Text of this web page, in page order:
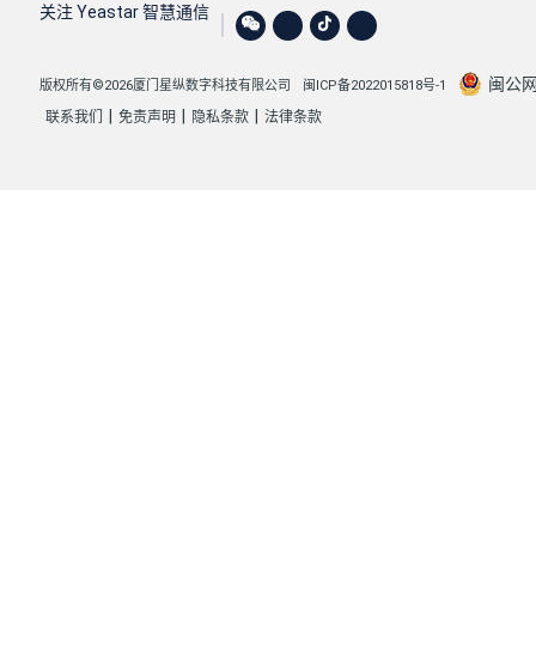
关注 Yeastar 智慧通信
版权所有©2026厦门星纵数字科技有限公司 闽ICP备2022015818号-1 闽公
联系我们 免责声明 隐私条款 法律条款